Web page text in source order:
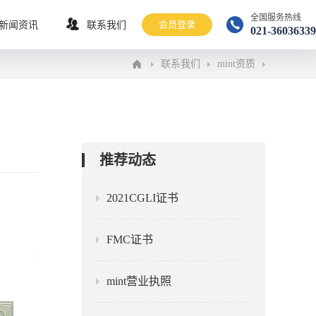
闻资讯 联系我们 会员登录
全国服务热线
021-36036339
联系我们 mint资质
推荐动态
2021CGLI证书
FMC证书
mint营业执照